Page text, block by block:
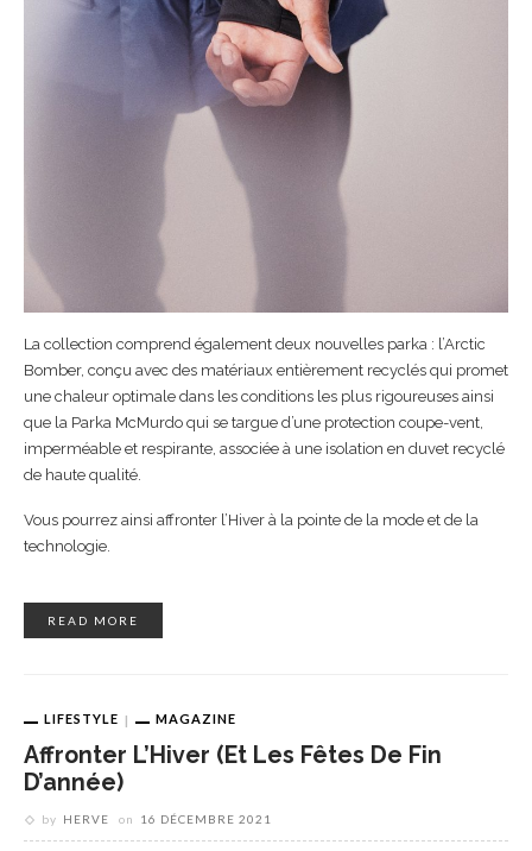
La collection comprend également deux nouvelles parka : l’Arctic
Bomber, conçu avec des matériaux entièrement recyclés qui promet
une chaleur optimale dans les conditions les plus rigoureuses ainsi
que la Parka McMurdo qui se targue d’une protection coupe-vent,
imperméable et respirante, associée à une isolation en duvet recyclé
de haute qualité.
Vous pourrez ainsi affronter l’Hiver à la pointe de la mode et de la
technologie.
READ MORE
LIFESTYLE MAGAZINE
Affronter L’Hiver (et Les Fêtes De Fin
D’année)
by HERVE on 16 DÉCEMBRE 2021